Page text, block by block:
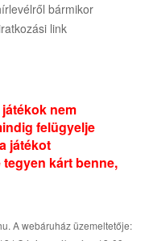
bármikor
link
nem
felügyelje
játékot
kárt benne,
A webáruház üzemeltetője: